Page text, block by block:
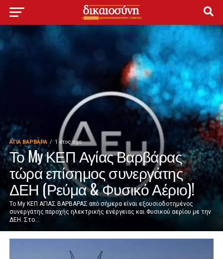
ΑΓΙΑ ΒΑΡΒΑΡΑ 1 έτος ago
Το My ΚΕΠ Αγίας Βαρβάρας
τώρα επίσημος συνεργάτης
ΔΕΗ (Ρεύμα & Φυσικό Αέριο)!
Το Μy ΚΕΠ ΑΓΙΑΣ ΒΑΡΒΑΡΑΣ από σήμερα είναι εξουσιοδοτημένος
συνεργάτης παροχής ηλεκτρικής ενέργειας και Φυσικού αερίου με την
ΔΕΗ. Στο...